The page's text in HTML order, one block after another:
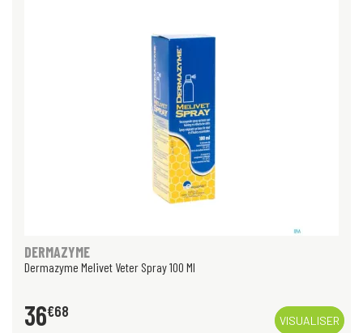
DERMAZYME
Dermazyme Melivet Veter Spray 100 Ml
36€68
VISUALISER